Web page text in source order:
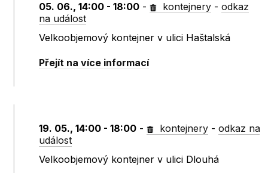
05. 06., 14:00 - 18:00 - kontejnery -odkaz
na událost
Velkoobjemový kontejner v ulici Haštalská
Přejít na více informací
19. 05., 14:00 - 18:00 - kontejnery -odkaz na
událost
Velkoobjemový kontejner v ulici Dlouhá